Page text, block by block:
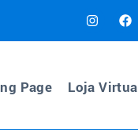
Page Loja Virtual